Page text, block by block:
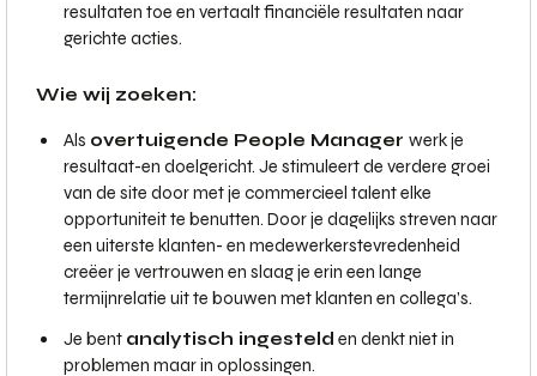
resultaten toe en vertaalt financiële resultaten naar
gerichte acties.
Wie wij zoeken:
Als overtuigende People Manager werk je
resultaat-en doelgericht. Je stimuleert de verdere groei
van de site door met je commercieel talent elke
opportuniteit te benutten. Door je dagelijks streven naar
een uiterste klanten- en medewerkerstevredenheid
creëer je vertrouwen en slaag je erin een lange
termijnrelatie uit te bouwen met klanten en collega’s.
Je bent analytisch ingesteld en denkt niet in
problemen maar in oplossingen.